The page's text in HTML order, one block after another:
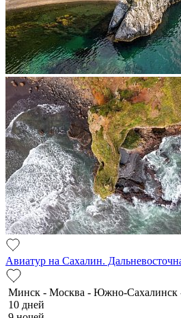
Авиатур на Сахалин.
Минск - Москва - Южно-Сахалинск
10 дней